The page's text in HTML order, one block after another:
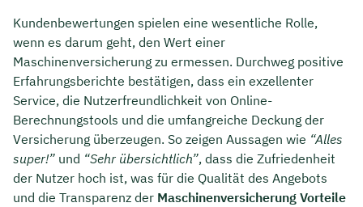
Kundenbewertungen spielen eine wesentliche Rolle,
wenn es darum geht, den Wert einer
Maschinenversicherung zu ermessen. Durchweg positive
Erfahrungsberichte bestätigen, dass ein exzellenter
Service, die Nutzerfreundlichkeit von Online-
Berechnungstools und die umfangreiche Deckung der
Versicherung überzeugen. So zeigen Aussagen wie “Alles
super!” und “Sehr übersichtlich”, dass die Zufriedenheit
der Nutzer hoch ist, was für die Qualität des Angebots
und die Transparenz der Maschinenversicherung Vorteile